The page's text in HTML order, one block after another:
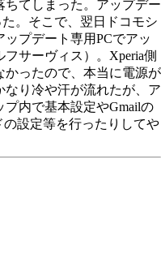
てしまった。アップデー
。そこで、翌日ドコモシ
プデート専用PCでアッ
サーヴィス）。Xperia側
ったので、本当に電源が
り冷や汗が流れたが、ア
内で基本設定やGmailの
設定等を行ったりしてや